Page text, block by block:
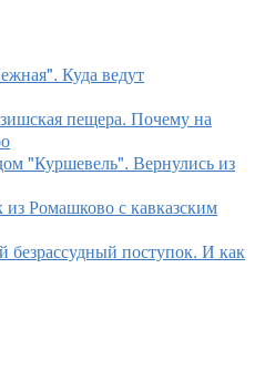
Куда ведут
пещера. Почему на
"Куршевель". Вернулись из
Ромашково с кавказским
поступок. И как